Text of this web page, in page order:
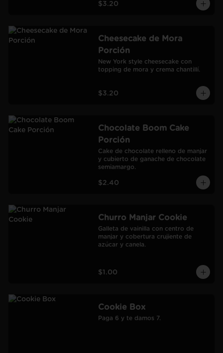
$3.20
Cheesecake de Mora
Porción
New York style cheesecake con
topping de mora y crema chantillí.
$3.20
Chocolate Boom Cake
Porción
Cake de chocolate relleno de manjar
y cubierto de ganache de chocolate
semiamargo.
$2.40
Churro Manjar Cookie
Galleta de vainilla con centro de
manjar y cobertura crujiente de
azúcar y canela.
$1.00
Cookie Box
Paga 6 y te damos 7.